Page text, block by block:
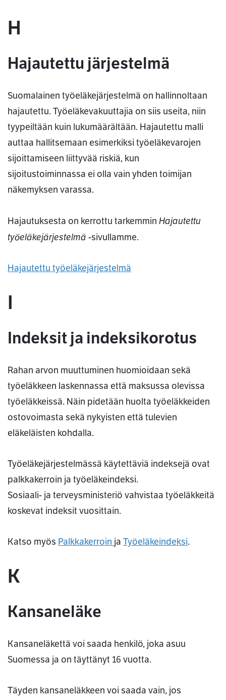
H
Hajautettu järjestelmä
Suomalainen työeläkejärjestelmä on hallinnoltaan
hajautettu. Työeläkevakuuttajia on siis useita, niin
tyypeiltään kuin lukumäärältään. Hajautettu malli
auttaa hallitsemaan esimerkiksi työeläkevarojen
sijoittamiseen liittyvää riskiä, kun
sijoitustoiminnassa ei olla vain yhden toimijan
näkemyksen varassa.
Hajautuksesta on kerrottu tarkemmin Hajautettu
työeläkejärjestelmä -sivullamme.
Hajautettu työeläkejärjestelmä
I
Indeksit ja indeksikorotus
Rahan arvon muuttuminen huomioidaan sekä
työeläkkeen laskennassa että maksussa olevissa
työeläkkeissä. Näin pidetään huolta työeläkkeiden
ostovoimasta sekä nykyisten että tulevien
eläkeläisten kohdalla.
Työeläkejärjestelmässä käytettäviä indeksejä ovat
palkkakerroin ja työeläkeindeksi.
Sosiaali- ja terveysministeriö vahvistaa työeläkkeitä
koskevat indeksit vuosittain.
Katso myös Palkkakerroin ja Työeläkeindeksi.
K
Kansaneläke
Kansaneläkettä voi saada henkilö, joka asuu
Suomessa ja on täyttänyt 16 vuotta.
Täyden kansaneläkkeen voi saada vain, jos